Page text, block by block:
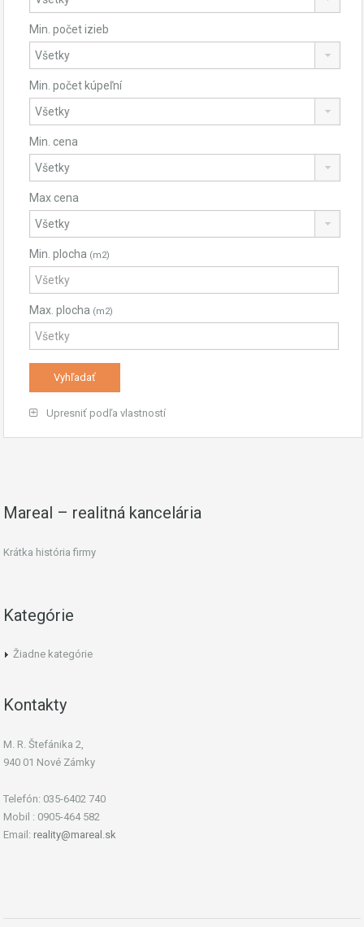
Min. počet izieb
Min. počet kúpeľní
Min. cena
Max cena
Min. plocha (m2)
Max. plocha (m2)
Upresniť podľa vlastností
Mareal – realitná kancelária
Krátka história firmy
Kategórie
Žiadne kategórie
Kontakty
M. R. Štefánika 2,
940 01 Nové Zámky
Telefón: 035-6402 740
Mobil : 0905-464 582
Email: reality@mareal.sk